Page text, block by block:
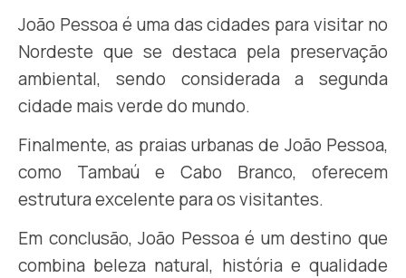
João Pessoa é uma das cidades para visitar no
Nordeste que se destaca pela preservação
ambiental, sendo considerada a segunda
cidade mais verde do mundo.
Finalmente, as praias urbanas de João Pessoa,
como Tambaú e Cabo Branco, oferecem
estrutura excelente para os visitantes.
Em conclusão, João Pessoa é um destino que
combina beleza natural, história e qualidade